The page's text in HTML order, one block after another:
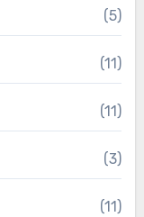
(5)
(11)
(11)
(3)
(11)